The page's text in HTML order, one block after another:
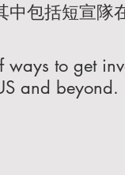
包括短宣隊
ways to get
and